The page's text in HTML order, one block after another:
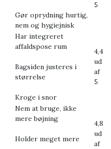
Gør oprydning hurtig,
nem og hygiejnisk
5
Har integreret
affaldspose rum
Bagsiden justeres i
størrelse
Kroge i snor
4,4
ud
af
5
Nem at bruge, ikke
mere bøjning
Holder meget mere
4,8
ud
af